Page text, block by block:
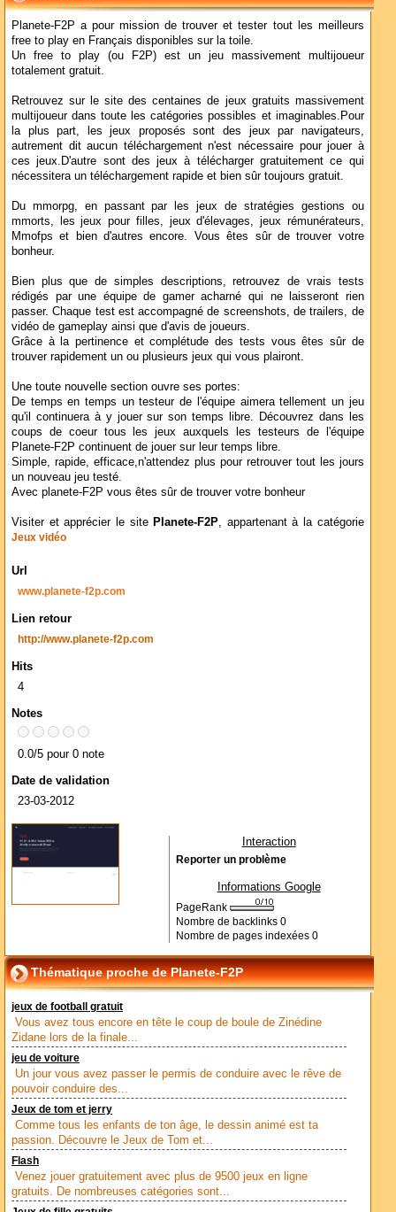
Planete-F2P a pour mission de trouver et tester tout les meilleurs
free to play en Français disponibles sur la toile.
Un free to play (ou F2P) est un jeu massivement multijoueur
totalement gratuit.
Retrouvez sur le site des centaines de jeux gratuits massivement
multijoueur dans toute les catégories possibles et imaginables.Pour
la plus part, les jeux proposés sont des jeux par navigateurs,
autrement dit aucun téléchargement n'est nécessaire pour jouer à
ces jeux.D'autre sont des jeux à télécharger gratuitement ce qui
nécessitera un téléchargement rapide et bien sûr toujours gratuit.
Du mmorpg, en passant par les jeux de stratégies gestions ou
mmorts, les jeux pour filles, jeux d'élevages, jeux rémunérateurs,
Mmofps et bien d'autres encore. Vous êtes sûr de trouver votre
bonheur.
Bien plus que de simples descriptions, retrouvez de vrais tests
rédigés par une équipe de gamer acharné qui ne laisseront rien
passer. Chaque test est accompagné de screenshots, de trailers, de
vidéo de gameplay ainsi que d'avis de joueurs.
Grâce à la pertinence et complétude des tests vous êtes sûr de
trouver rapidement un ou plusieurs jeux qui vous plairont.
Une toute nouvelle section ouvre ses portes:
De temps en temps un testeur de l'équipe aimera tellement un jeu
qu'il continuera à y jouer sur son temps libre. Découvrez dans les
coups de coeur tous les jeux auxquels les testeurs de l'équipe
Planete-F2P continuent de jouer sur leur temps libre.
Simple, rapide, efficace,n'attendez plus pour retrouver tout les jours
un nouveau jeu testé.
Avec planete-F2P vous êtes sûr de trouver votre bonheur
Visiter et apprécier le site Planete-F2P, appartenant à la catégorie
Jeux vidéo
Url
www.planete-f2p.com
Lien retour
http://www.planete-f2p.com
Hits
4
Notes
0.0/5 pour 0 note
Date de validation
23-03-2012
Interaction
Reporter un problème
Informations Google
PageRank
Nombre de backlinks 0
Nombre de pages indexées 0
Thématique proche de Planete-F2P
jeux de football gratuit
Vous avez tous encore en tête le coup de boule de Zinédine
Zidane lors de la finale...
jeu de voiture
Un jour vous avez passer le permis de conduire avec le rêve de
pouvoir conduire des...
Jeux de tom et jerry
Comme tous les enfants de ton âge, le dessin animé est ta
passion. Découvre le Jeux de Tom et...
Flash
Venez jouer gratuitement avec plus de 9500 jeux en ligne
gratuits. De nombreuses catégories sont...